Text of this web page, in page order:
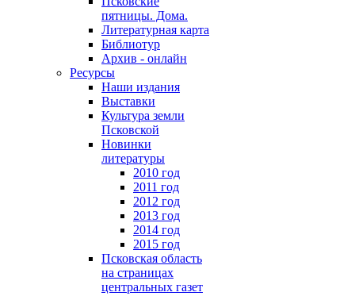
пятницы. Дома.
Литературная карта
Библиотур
Архив - онлайн
Ресурсы
Наши издания
Выставки
Культура земли
Псковской
Новинки
литературы
2010 год
2011 год
2012 год
2013 год
2014 год
2015 год
Псковская область
на страницах
центральных газет